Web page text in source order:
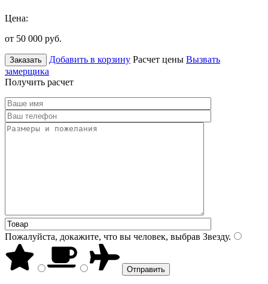
Цена:
от 50 000 руб.
Заказать Добавить в корзину Расчет цены Вызвать
замерщика
Получить расчет
Пожалуйста, докажите, что вы человек, выбрав Звезду.